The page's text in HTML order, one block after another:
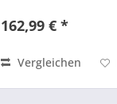
162,99 € *
Vergleichen